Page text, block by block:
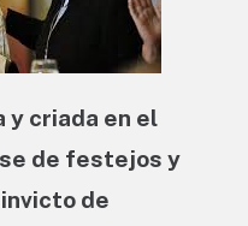
y criada en el
de festejos y
de